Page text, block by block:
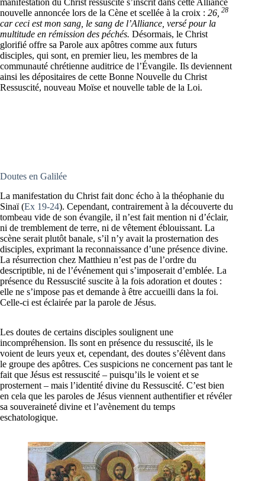
manifestation du Christ ressuscité s’inscrit dans cette Alliance
nouvelle annoncée lors de la Cène et scellée à la croix : 26, 28
car ceci est mon sang, le sang de l’Alliance, versé pour la
multitude en rémission des péchés. Désormais, le Christ
glorifié offre sa Parole aux apôtres comme aux futurs
disciples, qui sont, en premier lieu, les membres de la
communauté chrétienne auditrice de l’Évangile. Ils deviennent
ainsi les dépositaires de cette Bonne Nouvelle du Christ
Ressuscité, nouveau Moïse et nouvelle table de la Loi.
Doutes en Galilée
La manifestation du Christ fait donc écho à la théophanie du
Sinaï (Ex 19-24). Cependant, contrairement à la découverte du
tombeau vide de son évangile, il n’est fait mention ni d’éclair,
ni de tremblement de terre, ni de vêtement éblouissant. La
scène serait plutôt banale, s’il n’y avait la prosternation des
disciples, exprimant la reconnaissance d’une présence divine.
La résurrection chez Matthieu n’est pas de l’ordre du
descriptible, ni de l’événement qui s’imposerait d’emblée. La
présence du Ressuscité suscite à la fois adoration et doutes :
elle ne s’impose pas et demande à être accueilli dans la foi.
Celle-ci est éclairée par la parole de Jésus.
Les doutes de certains disciples soulignent une
incompréhension. Ils sont en présence du ressuscité, ils le
voient de leurs yeux et, cependant, des doutes s’élèvent dans
le groupe des apôtres. Ces suspicions ne concernent pas tant le
fait que Jésus est ressuscité – puisqu’ils le voient et se
prosternent – mais l’identité divine du Ressuscité. C’est bien
en cela que les paroles de Jésus viennent authentifier et révéler
sa souveraineté divine et l’avènement du temps
eschatologique.